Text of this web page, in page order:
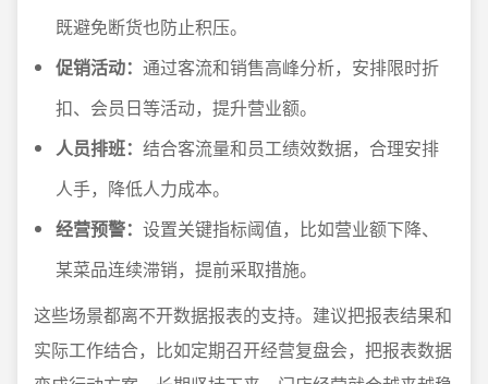
既避免断货也防止积压。
促销活动： 通过客流和销售高峰分析，安排限时折
扣、会员日等活动，提升营业额。
人员排班： 结合客流量和员工绩效数据，合理安排
人手，降低人力成本。
经营预警： 设置关键指标阈值，比如营业额下降、
某菜品连续滞销，提前采取措施。
这些场景都离不开数据报表的支持。建议把报表结果和
实际工作结合，比如定期召开经营复盘会，把报表数据